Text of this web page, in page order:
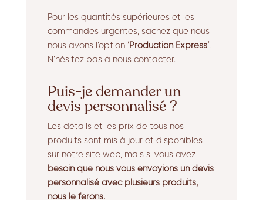
Pour les quantités supérieures et les
commandes urgentes, sachez que nous
nous avons l’option ‘Production Express’.
N’hésitez pas à nous contacter.
Puis-je demander un
devis personnalisé ?
Les détails et les prix de tous nos
produits sont mis à jour et disponibles
sur notre site web, mais si vous avez
besoin que nous vous envoyions un devis
personnalisé avec plusieurs produits,
nous le ferons.